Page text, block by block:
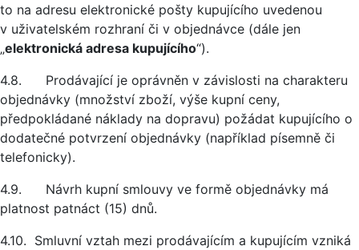
to na adresu elektronické pošty kupujícího uvedenou
v uživatelském rozhraní či v objednávce (dále jen
„elektronická adresa kupujícího“).
4.8. Prodávající je oprávněn v závislosti na charakteru
objednávky (množství zboží, výše kupní ceny,
předpokládané náklady na dopravu) požádat kupujícího o
dodatečné potvrzení objednávky (například písemně či
telefonicky).
4.9. Návrh kupní smlouvy ve formě objednávky má
platnost patnáct (15) dnů.
4.10. Smluvní vztah mezi prodávajícím a kupujícím vzniká